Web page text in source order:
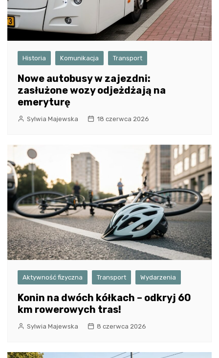
Historia Komunikacja Transport
Nowe autobusy w zajezdni:
zasłużone wozy odjeżdżają na
emeryturę
Sylwia Majewska 18 czerwca 2026
Aktywność fizyczna Transport Wydarzenia
Konin na dwóch kółkach – odkryj 60
km rowerowych tras!
Sylwia Majewska 8 czerwca 2026